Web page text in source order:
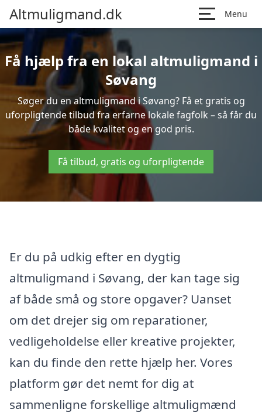
Altmuligmand.dk Menu
Få hjælp fra en lokal altmuligmand i
Søvang
Søger du en altmuligmand i Søvang? Få et gratis og
uforpligtende tilbud fra erfarne lokale fagfolk – så får du
både kvalitet og en god pris.
Få tilbud, gratis og uforpligtende
Er du på udkig efter en dygtig
altmuligmand i Søvang, der kan tage sig
af både små og store opgaver? Uanset
om det drejer sig om reparationer,
vedligeholdelse eller kreative projekter,
kan du finde den rette hjælp her. Vores
platform gør det nemt for dig at
sammenligne forskellige altmuligmænd